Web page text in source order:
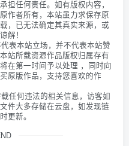
担任何责任。如有版权内容，
作者所有，本站虽力求保存原
，已无法确定其真实来源，或
解！
表本站立场，并不代表本站赞
站所载资源作品版权归属存有
在第一时间予以处理 ，同时向
原版作品，支持您喜欢的作
任何违法的相关信息，访客如
件大多存储在云盘，如发现链
更新。